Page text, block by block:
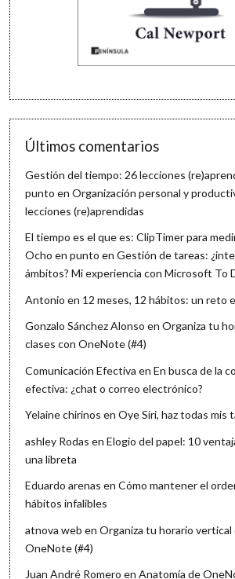
Últimos comentarios
Gestión del tiempo: 26 lecciones
punto enOrganización personal y
lecciones (re)aprendidas
El tiempo es el que es: ClipTimer para
Ocho en punto enGestión de tareas:
ámbitos? Mi experiencia con Microsoft To
Antonio en 12 meses, 12 hábitos: un reto
Gonzalo Sánchez Alonso enOrganiza tu
clases con OneNote (#4)
Comunicación Efectiva enEn busca de la
efectiva: ¿chat o correo electrónico?
Yelaine chirinos enOye Siri, haz todas mis
ashley Rodas enElogio del papel: 10
una libreta
Eduardo arenas enCómo mantener el
hábitos infalibles
atnova web enOrganiza tu horario vertical
OneNote (#4)
Juan André Romero enAnatomía de